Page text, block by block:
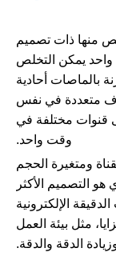
منها ذات تصميم
يمكن التخلص
بالماصات أحادية
متعددة في نفس
قنوات مختلفة في
وقت واحد.
ومتغيرة الحجم
التصميم الأكثر
الإلكترونية
مثل بيئة العمل
الدقة والدقة.